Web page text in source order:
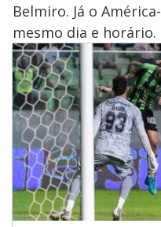
Belmiro. Já o
mesmo dia e horário.